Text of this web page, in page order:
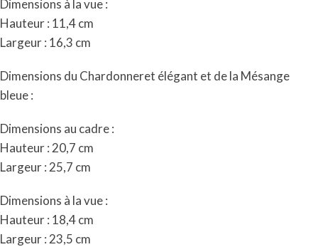
Dimensions à la vue :
Hauteur : 11,4 cm
Largeur : 16,3 cm
Dimensions du Chardonneret élégant et de la Mésange
bleue :
Dimensions au cadre :
Hauteur : 20,7 cm
Largeur : 25,7 cm
Dimensions à la vue :
Hauteur : 18,4 cm
Largeur : 23,5 cm